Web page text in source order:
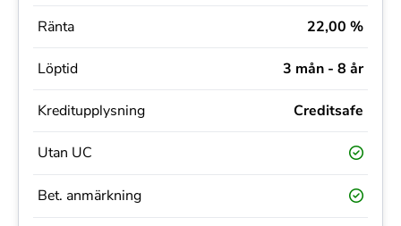
Ränta 22,00 %
Löptid 3 mån - 8 år
Kreditupplysning Creditsafe
Utan UC
Bet. anmärkning